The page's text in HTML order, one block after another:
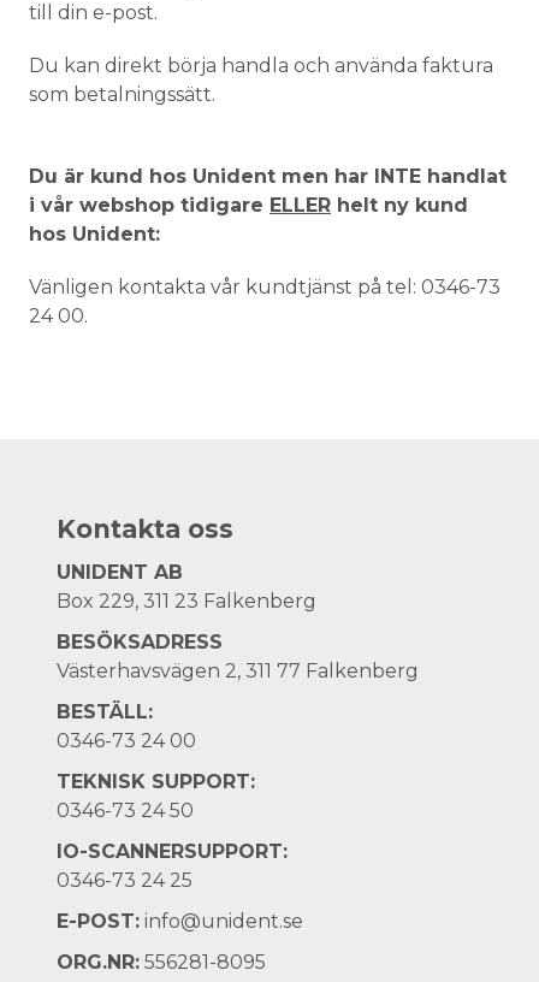
till din e-post.
Du kan direkt börja handla och använda faktura
som betalningssätt.
Du är kund hos Unident men har INTE handlat
i vår webshop tidigare ELLER helt ny kund
hos Unident:
Vänligen kontakta vår kundtjänst på tel: 0346-73
24 00.
Kontakta oss
UNIDENT AB
Box 229, 311 23 Falkenberg
BESÖKSADRESS
Västerhavsvägen 2, 311 77 Falkenberg
BESTÄLL:
0346-73 24 00
TEKNISK SUPPORT:
0346-73 24 50
IO-SCANNERSUPPORT:
0346-73 24 25
E-POST: info@unident.se
ORG.NR: 556281-8095